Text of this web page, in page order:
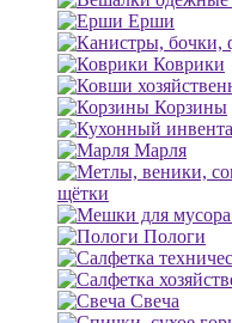
Ерши
Коврики
Корзины
Марля
щётки
Пологи
Свеча